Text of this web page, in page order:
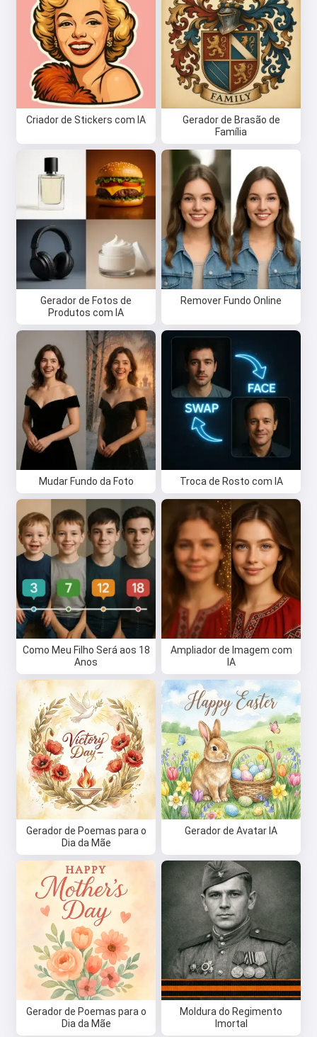
Criador de Stickers com IA
Gerador de Brasão de
Família
Gerador de Fotos de
Produtos com IA
Remover Fundo Online
Mudar Fundo da Foto Troca de Rosto com IA
Como Meu Filho Será aos 18
Anos
Ampliador de Imagem com
IA
Gerador de Poemas para o
Dia da Mãe
Gerador de Avatar IA
Gerador de Poemas para o
Dia da Mãe
Moldura do Regimento
Imortal
Oi 👋
Eu posso criar músicas, escrever
poemas e mensagens de parabéns
🥰
Experimente grátis
Eu aceito:Termos de Serviço
Política de Privacidade,
Política de reembolso